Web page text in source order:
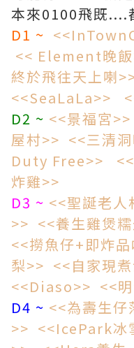
本來0100飛既....
D1 ~
<< Element晚
終於飛往天上喇
<<SeaLaLa>>
D2 ~ <<景福宮>>
屋村>> <<三清
Duty Free>>
炸雞>>
D3 ~ <<聖誕老人
>> <<養生雞煲
<<撈魚仔+即炸
梨>> <<自家現
<<Diaso>> <<
D4 ~ <<為壽生仔
>> <<IcePark冰